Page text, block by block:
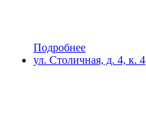
Подробнее
ул. Столичная, д. 4, к. 4